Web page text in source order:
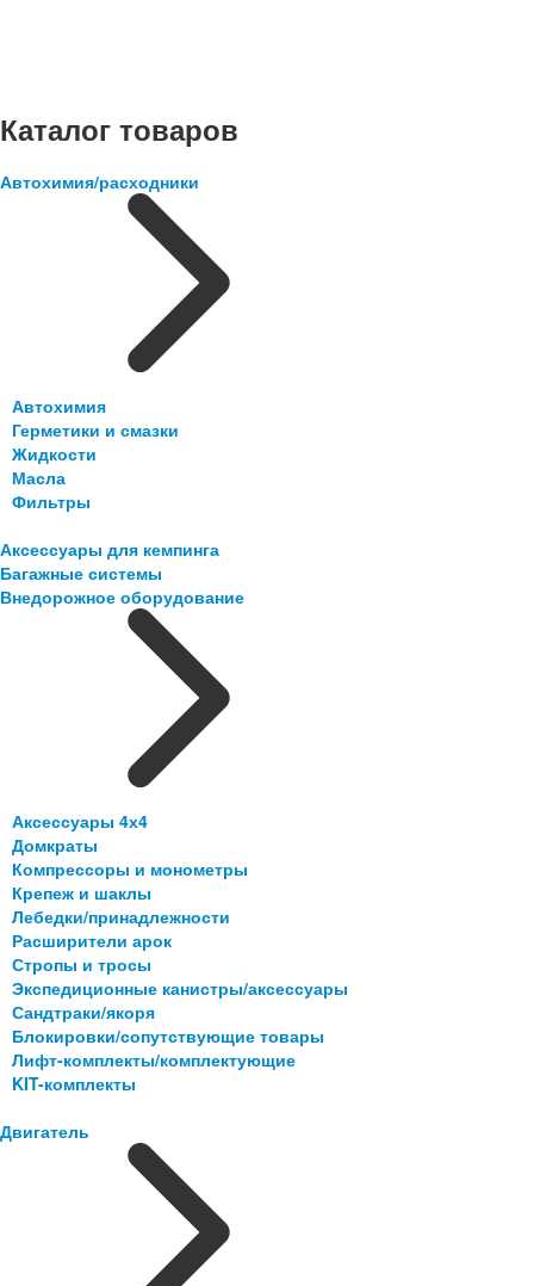
Каталог товаров
Автохимия/расходники
Автохимия
Герметики и смазки
Жидкости
Масла
Фильтры
Аксессуары для кемпинга
Багажные системы
Внедорожное оборудование
Аксессуары 4х4
Домкраты
Компрессоры и монометры
Крепеж и шаклы
Лебедки/принадлежности
Расширители арок
Стропы и тросы
Экспедиционные канистры/аксессуары
Сандтраки/якоря
Блокировки/сопутствующие товары
Лифт-комплекты/комплектующие
KIT-комплекты
Двигатель